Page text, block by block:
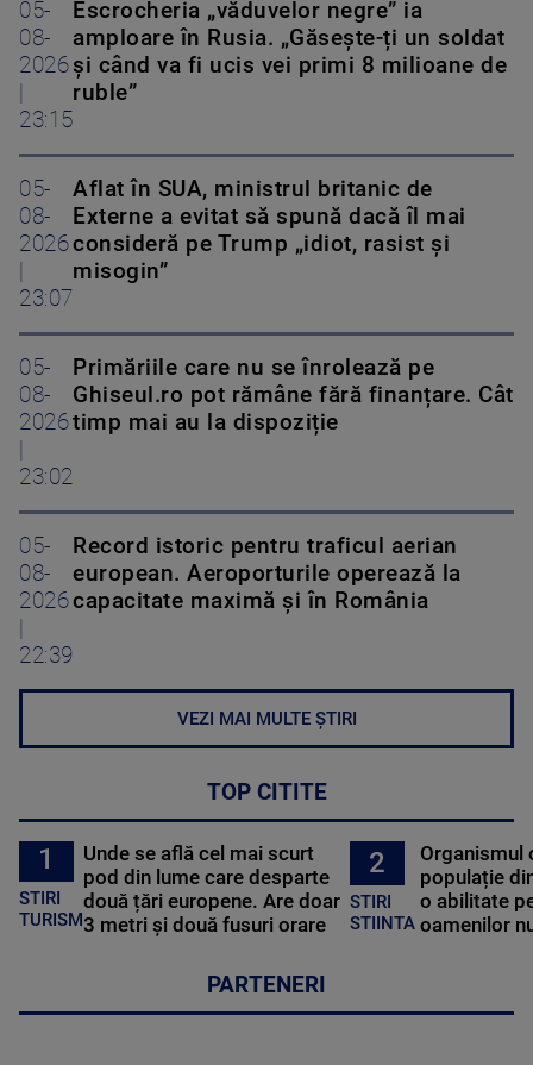
05-
08-
2026
23:15
Escrocheria „văduvelor negre” ia
amploare în Rusia. „Găsește-ți un soldat
și când va fi ucis vei primi 8 milioane de
ruble”
05-
08-
2026
23:07
Aflat în SUA, ministrul britanic de
Externe a evitat să spună dacă îl mai
consideră pe Trump „idiot, rasist și
misogin”
05-
08-
2026
23:02
Primăriile care nu se înrolează pe
Ghiseul.ro pot rămâne fără finanțare. Cât
timp mai au la dispoziție
05-
08-
2026
22:39
Record istoric pentru traficul aerian
european. Aeroporturile operează la
capacitate maximă și în România
VEZI MAI MULTE ȘTIRI
TOP CITITE
1
STIRI
TURISM
Unde se află cel mai scurt
pod din lume care desparte
două țări europene. Are doar
3 metri și două fusuri orare
2
STIRI
STIINTA
Organismul
populație
o abilitate
oamenilor
PARTENERI